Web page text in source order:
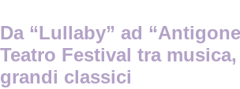
Da “Lullaby” ad
Teatro Festival tra
grandi classici